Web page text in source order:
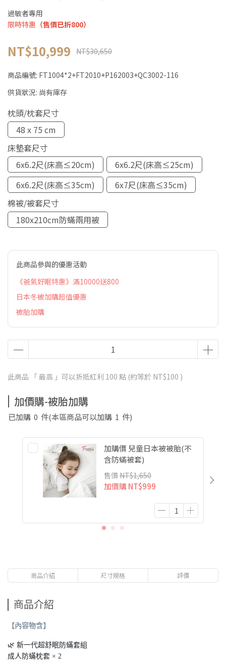
過敏者專用
限時特惠 （售價已折800）
NT$10,999 NT$30,650
商品編號: FT1004*2+FT2010+P162003+QC3002-116
供貨狀況: 尚有庫存
枕頭/枕套尺寸
48 x 75 cm
床墊套尺寸
6x6.2尺(床高≤20cm)
6x6.2尺(床高≤25cm)
6x6.2尺(床高≤35cm)
6x7尺(床高≤35cm)
棉被/被套尺寸
180x210cm防蟎兩用被
此商品參與的優惠活動
《爸氣好眠特惠》滿10000送800
日本冬被加購超值優惠
被胎加購
此商品 「 最高 」可以折抵紅利 100 點 (約等於 NT$100 )
加價購-被胎加購
已加購 0 件(本區商品可以加購 1 件)
加購價 兒童日本被被胎(不
含防蟎被套)
售價 NT$1,650
加價購NT$999
商品介紹 尺寸規格 評價
商品介紹
【內容物含】
🌿 新一代超舒眠防蟎套組
成人防蟎枕套 × 2